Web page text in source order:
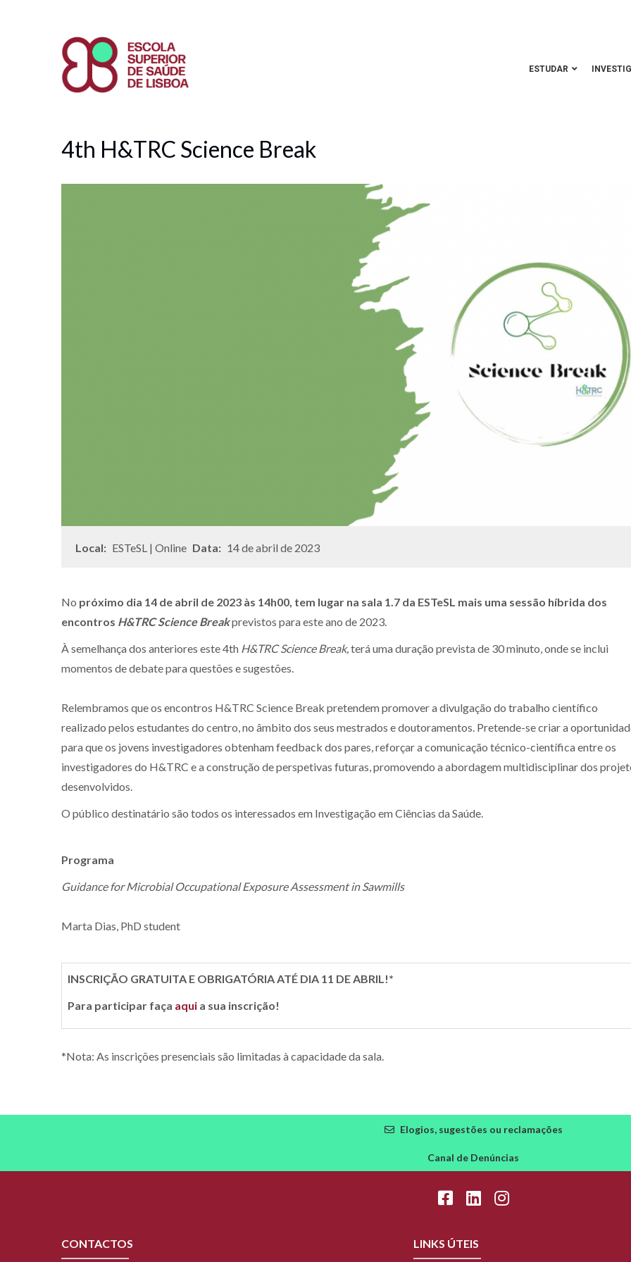
ESTUDAR
4th H&TRC Science Break
Local: ESTeSL | Online Data: 14 de abril de 2023
No próximo dia 14 de abril de 2023 às 14h00, tem lugar na sala 1.7 da ESTeSL mais uma sessão híbrida dos
encontros H&TRC Science Breakprevistos para este ano de 2023.
À semelhança dos anteriores este 4th H&TRC Science Break,terá uma duração prevista de 30 minuto, onde se inclui
momentos de debate para questões e sugestões.
Relembramos que os encontros H&TRC Science Break pretendem promover a divulgação do trabalho científico
realizado pelos estudantes do centro, no âmbito dos seus mestrados e doutoramentos. Pretende-se criar a
para que os jovens investigadores obtenham feedback dos pares, reforçar a comunicação técnico-científica entre os
investigadores do H&TRC e a construção de perspetivas futuras, promovendo a abordagem multidisciplinar dos
desenvolvidos.
O público destinatário são todos os interessados em Investigação em Ciências da Saúde.
Programa
Guidance for Microbial Occupational Exposure Assessment in Sawmills
Marta Dias, PhD student
INSCRIÇÃO GRATUITA E OBRIGATÓRIA ATÉ DIA 11 DE ABRIL!*
Para participar faça aqui a sua inscrição!
*Nota: As inscrições presenciais são limitadas à capacidade da sala.
Elogios, sugestões ou reclamações
Canal de Denúncias
CONTACTOS LINKS ÚTEIS